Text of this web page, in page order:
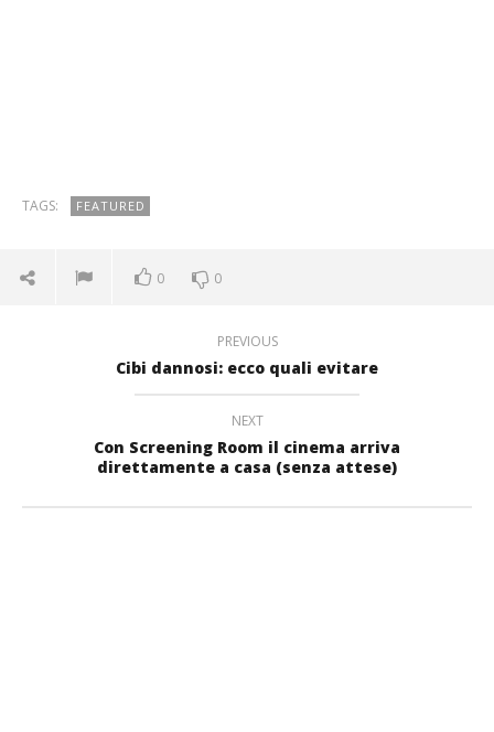
TAGS: FEATURED
0 0
PREVIOUS
Cibi dannosi: ecco quali evitare
NEXT
Con Screening Room il cinema arriva
direttamente a casa (senza attese)